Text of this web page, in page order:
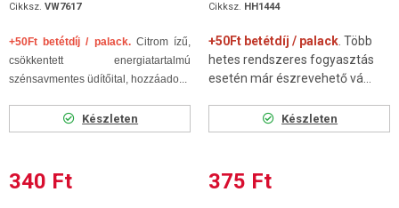
Cikksz. VW7617
+50Ft betétdíj / palack.Citrom ízű,
csökkentett energiatartalmú
szénsavmentes üdítőital, hozzáado...
Készleten
340 Ft
Cikksz. HH1444
+50Ft betétdíj / palack . Több
hetes rendszeres fogyasztás
esetén már észrevehető vá...
Készleten
375 Ft